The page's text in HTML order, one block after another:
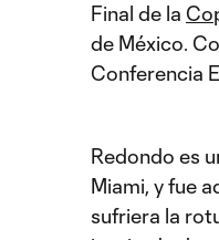
Final de la
de México.
Conferencia
Redondo es
Miami, y fue
sufriera la